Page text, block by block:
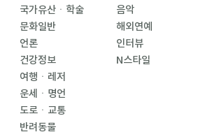
국가유산ㆍ학술
문화일반
언론
건강정보
여행ㆍ레저
운세ㆍ명언
도로ㆍ교통
반려동물
음악
해외연예
인터뷰
N스타일